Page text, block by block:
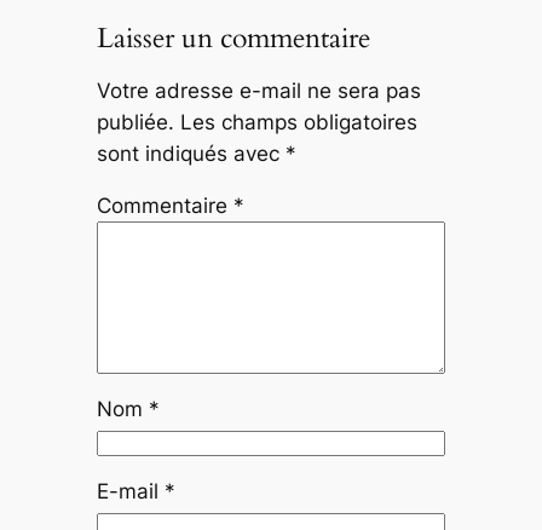
Laisser un commentaire
Votre adresse e-mail ne sera pas
publiée. Les champs obligatoires
sont indiqués avec *
Commentaire *
Nom *
E-mail *